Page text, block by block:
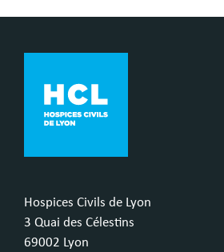
Hospices Civils de Lyon
3 Quai des Célestins
69002 Lyon